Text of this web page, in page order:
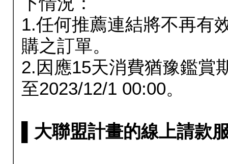
1.任何推薦連結將不再有
購之訂單。
2.因應15天消費猶豫鑑賞
至2023/12/1 00:00。
▌大聯盟計畫的線上請款